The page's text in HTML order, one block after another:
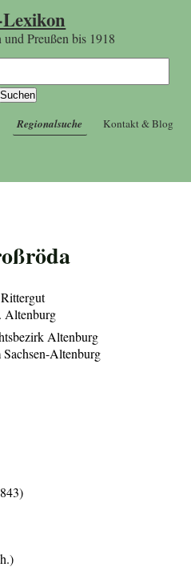
Preußen bis 1918
Regionalsuche Kontakt & Blog
Rittergut
Altenburg
Altenburg
Altenburg